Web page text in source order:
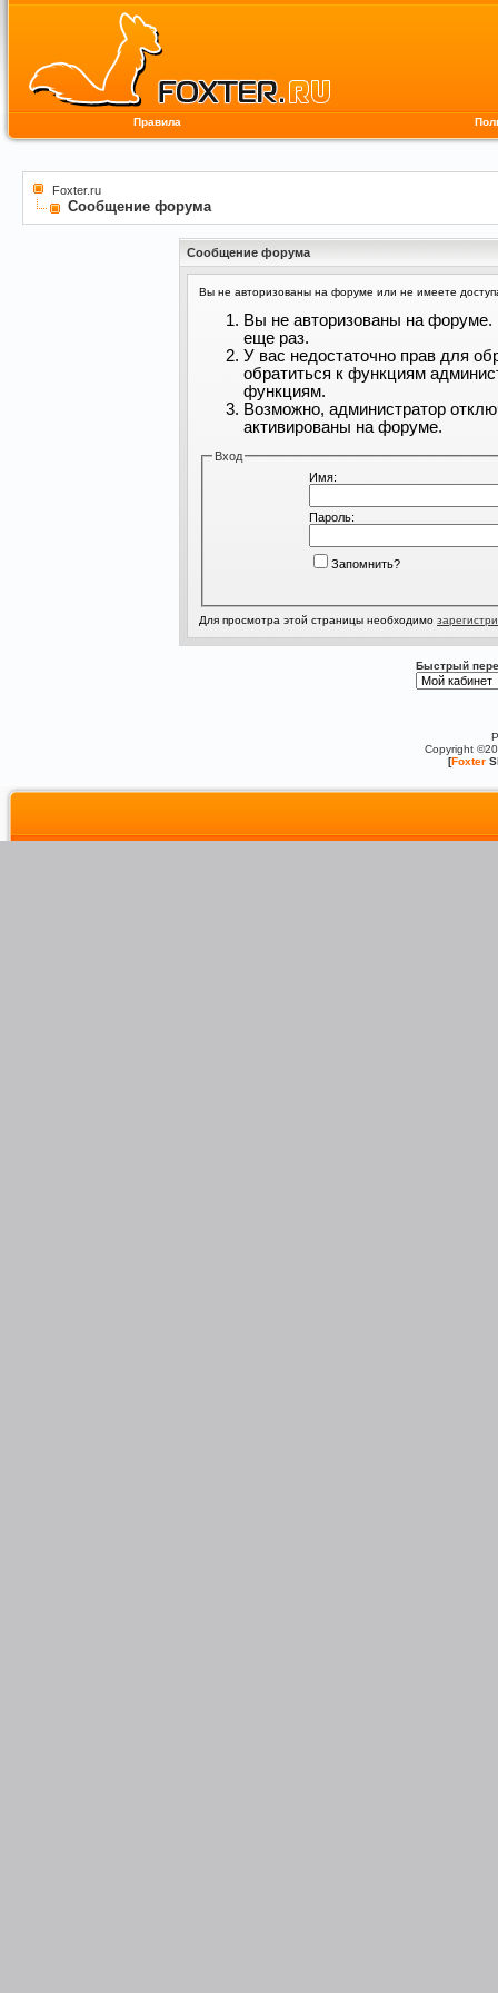
Правила
Foxter.ru
Сообщение форума
Сообщение форума
Вы не авторизованы на форуме или не имеете
Вы не авторизованы на форуме.
еще раз.
У вас недостаточно прав для
обратиться к функциям
функциям.
Возможно, администратор
активированы на форуме.
Вход
Имя:
Пароль:
Запомнить?
Для просмотра этой страницы необходимо
Быстрый
Copyright
[Foxter